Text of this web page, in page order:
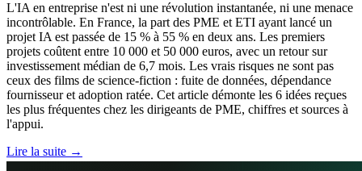
L'IA en entreprise n'est ni une révolution instantanée, ni une menace
incontrôlable. En France, la part des PME et ETI ayant lancé un
projet IA est passée de 15 % à 55 % en deux ans. Les premiers
projets coûtent entre 10 000 et 50 000 euros, avec un retour sur
investissement médian de 6,7 mois. Les vrais risques ne sont pas
ceux des films de science-fiction : fuite de données, dépendance
fournisseur et adoption ratée. Cet article démonte les 6 idées reçues
les plus fréquentes chez les dirigeants de PME, chiffres et sources à
l'appui.
Lire la suite →